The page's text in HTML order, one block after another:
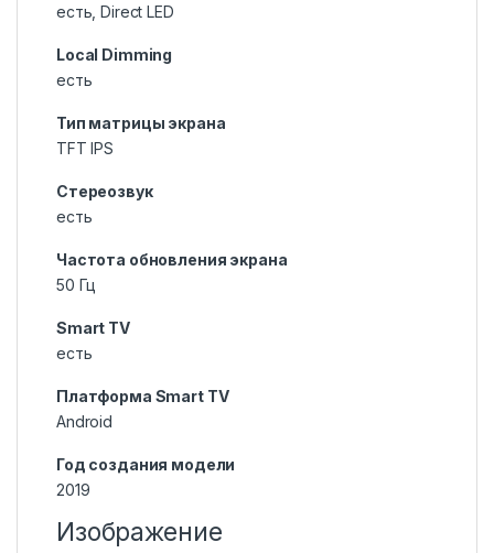
есть, Direct LED
Local Dimming
есть
Тип матрицы экрана
TFT IPS
Стереозвук
есть
Частота обновления экрана
50 Гц
Smart TV
есть
Платформа Smart TV
Android
Год создания модели
2019
Изображение